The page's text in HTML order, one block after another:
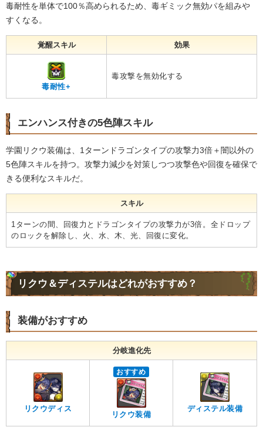
毒耐性を単体で100％高められるため、毒ギミック無効パを組みや
すくなる。
覚醒スキル 効果
毒耐性+
毒攻撃を無効化する
エンハンス付きの5色陣スキル
学園リクウ装備は、1ターンドラゴンタイプの攻撃力3倍＋闇以外の
5色陣スキルを持つ。攻撃力減少を対策しつつ攻撃色や回復を確保で
きる便利なスキルだ。
スキル
1ターンの間、回復力とドラゴンタイプの攻撃力が3倍。全ドロップ
のロックを解除し、火、水、木、光、回復に変化。
リクウ＆ディステルはどれがおすすめ？
装備がおすすめ
分岐進化先
リクウディス
おすすめ
リクウ装備
ディステル装備